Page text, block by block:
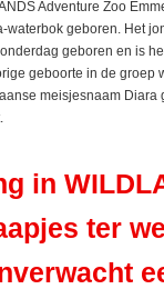
Adventure Zoo
waterbok geboren. Het
geboren en is
geboorte in de groep
meisjesnaam Diara
in
ter